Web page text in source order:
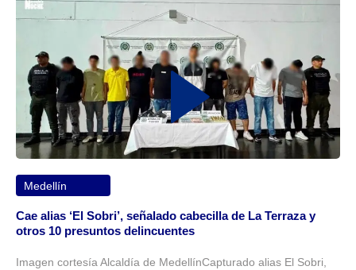
Medellín
Cae alias ‘El Sobri’, señalado cabecilla de La Terraza y
otros 10 presuntos delincuentes
Imagen cortesía Alcaldía de MedellínCapturado alias El Sobri,